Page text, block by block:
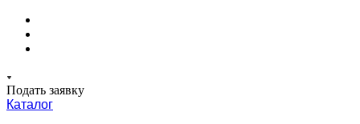
Подать заявку
Каталог